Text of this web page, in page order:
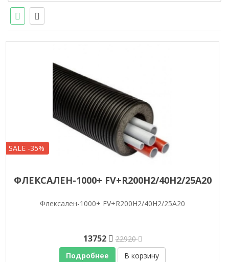
SALE -35%
ФЛЕКСАЛЕН-1000+ FV+R200H2/40H2/25A20
Флексален-1000+ FV+R200H2/40H2/25A20
13752
22920
Подробнее
В корзину